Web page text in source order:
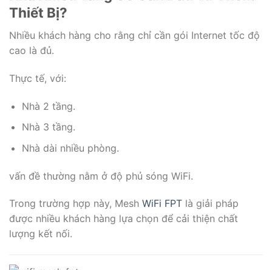
Thiết Bị?
Nhiều khách hàng cho rằng chỉ cần gói Internet tốc độ
cao là đủ.
Thực tế, với:
Nhà 2 tầng.
Nhà 3 tầng.
Nhà dài nhiều phòng.
vấn đề thường nằm ở độ phủ sóng WiFi.
Trong trường hợp này, Mesh WiFi FPT là giải pháp
được nhiều khách hàng lựa chọn để cải thiện chất
lượng kết nối.